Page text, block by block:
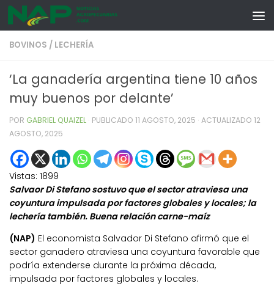
Skip to content
BOVINOS / LECHERÍA
‘La ganadería argentina tiene 10 años
muy buenos por delante’
POR GABRIEL QUAIZEL · PUBLICADO 11 AGOSTO, 2025 · ACTUALIZADO 12
AGOSTO, 2025
Vistas: 1899
Salvaor Di Stefano sostuvo que el sector atraviesa una
coyuntura impulsada por factores globales y locales; la
lechería también. Buena relación carne-maíz
(NAP) El economista Salvador Di Stefano afirmó que el
sector ganadero atraviesa una coyuntura favorable que
podría extenderse durante la próxima década,
impulsada por factores globales y locales.